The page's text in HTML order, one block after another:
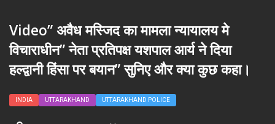
Video” अवैध मस्जिद का मामला न्यायालय मे
विचाराधीन” नेता प्रतिपक्ष यशपाल आर्य ने दिया
हल्द्वानी हिंसा पर बयान” सुनिए और क्या कुछ कहा।
INDIA UTTARAKHAND UTTARAKHAND POLICE